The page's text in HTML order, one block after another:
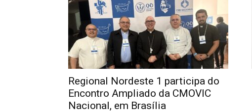
Regional Nordeste 1 participa do
Encontro Ampliado da CMOVIC
Nacional, em Brasília